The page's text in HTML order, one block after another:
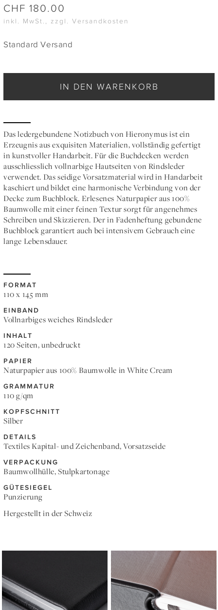
CHF 180.00
inkl. MwSt., zzgl. Versandkosten
Standard Versand
IN DEN WARENKORB
Das ledergebundene Notizbuch von Hieronymus ist ein
Erzeugnis aus exquisiten Materialien, vollständig gefertigt
in kunstvoller Handarbeit. Für die Buchdecken werden
ausschliesslich vollnarbige Hautseiten von Rindsleder
verwendet. Das seidige Vorsatzmaterial wird in Handarbeit
kaschiert und bildet eine harmonische Verbindung von der
Decke zum Buchblock. Erlesenes Naturpapier aus 100%
Baumwolle mit einer feinen Textur sorgt für angenehmes
Schreiben und Skizzieren. Der in Fadenheftung gebundene
Buchblock garantiert auch bei intensivem Gebrauch eine
lange Lebensdauer.
FORMAT
110 x 145 mm
EINBAND
Vollnarbiges weiches Rindsleder
INHALT
120 Seiten, unbedruckt
PAPIER
Naturpapier aus 100% Baumwolle in White Cream
GRAMMATUR
110 g/qm
KOPFSCHNITT
Silber
DETAILS
Textiles Kapital- und Zeichenband, Vorsatzseide
VERPACKUNG
Baumwollhülle, Stulpkartonage
GÜTESIEGEL
Punzierung
Hergestellt in der Schweiz